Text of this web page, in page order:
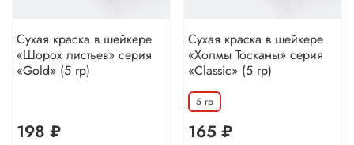
Сухая краска в шейкере
«Шорох листьев» серия
«Gold» (5 гр)
198 ₽
Сухая краска в шейкере
«Холмы Тосканы» серия
«Classic» (5 гр)
5 гр
165 ₽